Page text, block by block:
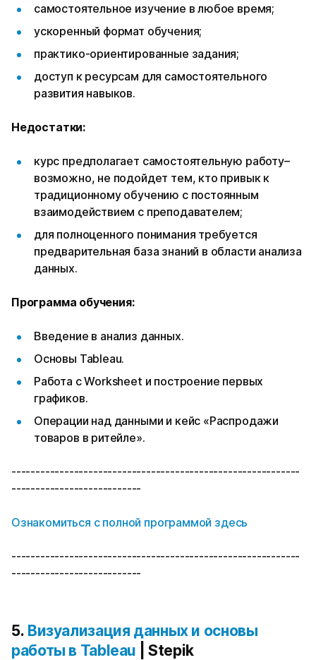
самостоятельное изучение в любое время;
ускоренный формат обучения;
практико-ориентированные задания;
доступ к ресурсам для самостоятельного
развития навыков.
Недостатки:
курс предполагает самостоятельную работу–
возможно, не подойдет тем, кто привык к
традиционному обучению с постоянным
взаимодействием с преподавателем;
для полноценного понимания требуется
предварительная база знаний в области анализа
данных.
Программа обучения:
Введение в анализ данных.
Основы Tableau.
Работа с Worksheet и построение первых
графиков.
Операции над данными и кейс «Распродажи
товаров в ритейле».
------------------------------------------------------------
---------------------------
Ознакомиться с полной программой здесь
------------------------------------------------------------
---------------------------
5. Визуализация данных и основы
работы в Tableau | Stepik